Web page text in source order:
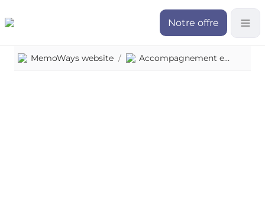
Notre offre
MemoWays website / Accompagnement et service